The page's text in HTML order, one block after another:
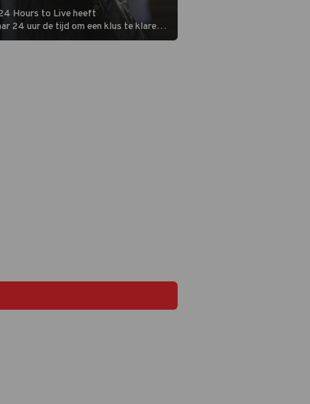
Hours to Live heeft
24 uur de tijd om een klus te klaren.